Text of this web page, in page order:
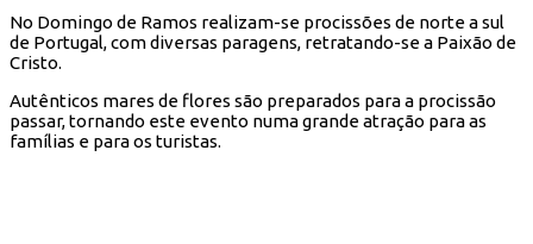
No Domingo de Ramos realizam-se procissões de norte a sul
de Portugal, com diversas paragens, retratando-se a Paixão de
Cristo.
Autênticos mares de flores são preparados para a procissão
passar, tornando este evento numa grande atração para as
famílias e para os turistas.